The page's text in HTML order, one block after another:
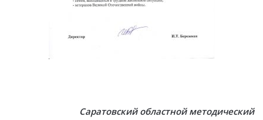
Саратовский областной методический